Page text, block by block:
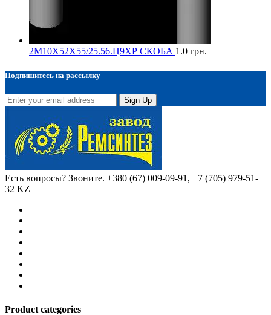
2М10Х52Х55/25.56.Ц9ХР СКОБА 1.0 грн.
Подпишитесь на рассылку
Sign Up
Есть вопросы? Звоните. +380 (67) 009-09-91, +7 (705) 979-51-
32 KZ
Product categories